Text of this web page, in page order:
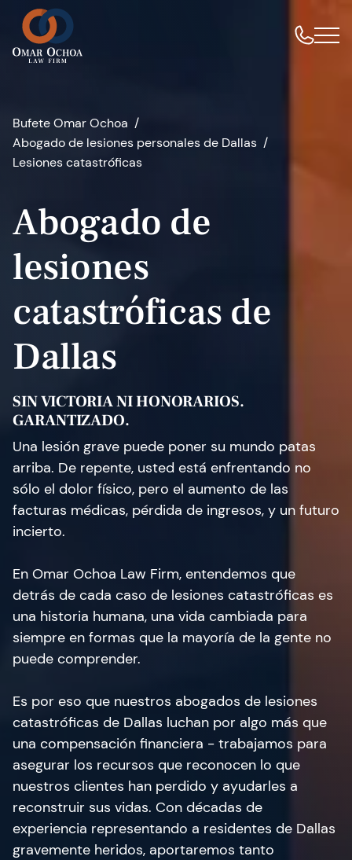
Bufete Omar Ochoa
Abogado de lesiones personales de Dallas
Lesiones catastróficas
Abogado de
lesiones
catastróficas de
Dallas
SIN VICTORIA NI HONORARIOS.
GARANTIZADO.
Una lesión grave puede poner su mundo patas
arriba. De repente, usted está enfrentando no
sólo el dolor físico, pero el aumento de las
facturas médicas, pérdida de ingresos, y un futuro
incierto.
En Omar Ochoa Law Firm, entendemos que
detrás de cada caso de lesiones catastróficas es
una historia humana, una vida cambiada para
siempre en formas que la mayoría de la gente no
puede comprender.
Es por eso que nuestros abogados de lesiones
catastróficas de Dallas luchan por algo más que
una compensación financiera - trabajamos para
asegurar los recursos que reconocen lo que
nuestros clientes han perdido y ayudarles a
reconstruir sus vidas. Con décadas de
experiencia representando a residentes de Dallas
gravemente heridos, aportaremos tanto